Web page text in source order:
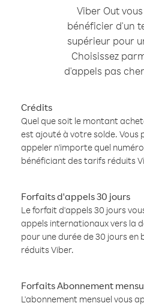
Viber Out
bénéficier d'un
supérieur pour
Choisissez
d'appels pas
Crédits
Quel que soit le montant
est ajouté à votre solde. Vous
appeler n'importe quel
bénéficiant des tarifs réduits
Forfaits d'appels 30 jours
Le forfait d'appels 30 jours
appels internationaux vers la
pour une durée de 30 jours
réduits Viber.
Forfaits Abonnement
L'abonnement mensuel vous